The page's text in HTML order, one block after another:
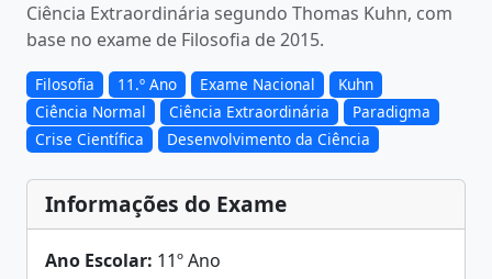
Ciência Extraordinária segundo Thomas Kuhn, com
base no exame de Filosofia de 2015.
Filosofia 11.º Ano Exame Nacional
Kuhn
Ciência Normal
Ciência Extraordinária
Paradigma
Crise Científica
Desenvolvimento da Ciência
Informações do Exame
Ano Escolar: 11º Ano